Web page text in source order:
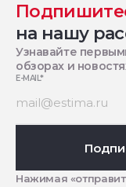
на нашу
Узнавайте
обзорах и
E-MAIL*
Нажимая